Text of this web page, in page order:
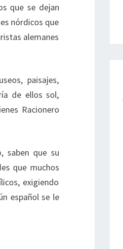
que se dejan
nórdicos que
alemanes
paisajes,
de ellos sol,
Racionero
saben que su
que muchos
exigiendo
español se le